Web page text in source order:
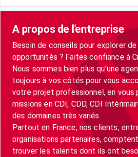
A propos de l'entreprise
Besoin de conseils pour explorer
opportunités ? Faites confiance à
Nous sommes bien plus qu’une
toujours à vos côtés pour vous
votre projet professionnel, en vous
missions en CDI, CDD, CDI
des domaines très variés.
Partout en France, nos clients,
organisations partenaires,